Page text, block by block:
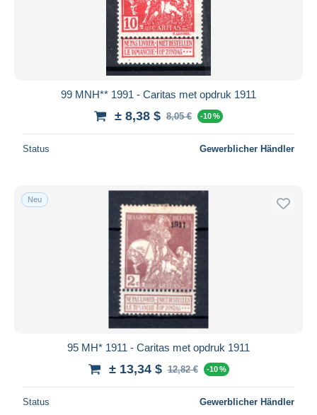
99 MNH** 1991 - Caritas met opdruk 1911
± 8,38 $ 8,05 € -10 %
Status Gewerblicher Händler
Neu
95 MH* 1911 - Caritas met opdruk 1911
± 13,34 $ 12,82 € -10 %
Status Gewerblicher Händler